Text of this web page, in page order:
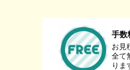
手数
お見
全て
りま